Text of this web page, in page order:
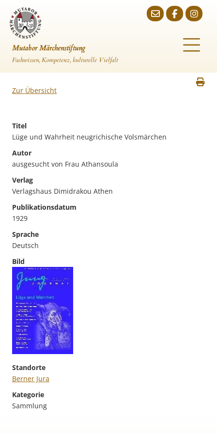
Mutabor Märchenstiftung
Fachwissen, Kompetenz, kulturelle Vielfalt
Zur Übersicht
Titel
Lüge und Wahrheit neugrichische Volsmärchen
Autor
ausgesucht von Frau Athansoula
Verlag
Verlagshaus Dimidrakou Athen
Publikationsdatum
1929
Sprache
Deutsch
Bild
Standorte
Berner Jura
Kategorie
Sammlung